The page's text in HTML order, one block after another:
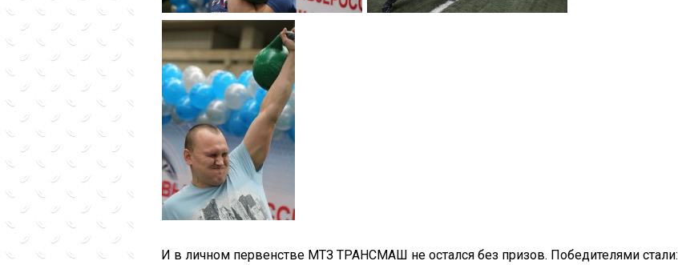
И в личном первенстве МТЗ ТРАНСМАШ не остался без призов. Победителями стали: